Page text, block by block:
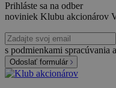
Prihláste sa na odber
noviniek Klubu akcionárov
s podmienkami spracúvania
Odoslať formulár